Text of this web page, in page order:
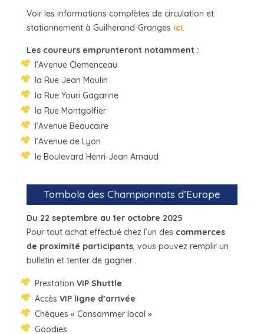
Voir les informations complètes de circulation et
stationnement à Guilherand-Granges ici.
Les coureurs emprunteront notamment :
l’Avenue Clemenceau
la Rue Jean Moulin
la Rue Youri Gagarine
la Rue Montgolfier
l’Avenue Beaucaire
l’Avenue de Lyon
le Boulevard Henri-Jean Arnaud
Tombola des Championnats d’Europe
Du 22 septembre au 1er octobre 2025
Pour tout achat effectué chez l’un des commerces
de proximité participants, vous pouvez remplir un
bulletin et tenter de gagner :
Prestation VIP Shuttle
Accès VIP ligne d’arrivée
Chèques « Consommer local »
Goodies